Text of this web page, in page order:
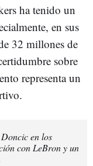
ha tenido un
en sus
32 millones de
sobre
representa un
en los
con LeBron y un